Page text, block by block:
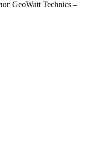
GeoWatt Technics –